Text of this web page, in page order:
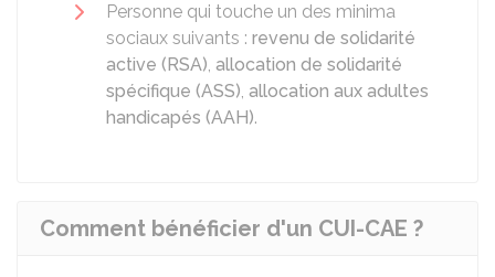
Personne qui touche un des minima
sociaux suivants : revenu de solidarité
active (RSA), allocation de solidarité
spécifique (ASS), allocation aux adultes
handicapés (AAH).
Comment bénéficier d'un CUI-CAE ?